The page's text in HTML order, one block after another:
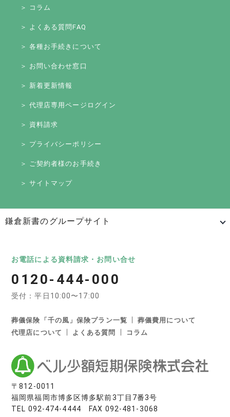
＞ コラム
＞ よくある質問FAQ
＞ 各種お手続きについて
＞ お問い合わせ窓口
＞ 新着更新情報
＞ 代理店専用ページログイン
＞ 資料請求
＞ プライバシーポリシー
＞ ご契約者様のお手続き
＞ サイトマップ
鎌倉新書のグループサイト
いいお墓 Life.（ライフドット） いいお墓-永代供養墓版
いいお墓-ペット霊園版 樹木葬なび
寺院墓地.com 優良墓石・石材店ガイド
お墓の引越し＆墓じまいくん
いい葬儀 いいお坊さん
日本最大級の仏壇仏具総合サイト「いい仏壇」
いい仏壇
お電話による資料請求・お問い合せ
0120-444-000
受付：平日10:00〜17:00
葬儀保険「千の風」保険プラン一覧
葬儀費用について
代理店について
よくある質問 コラム
〒812-0011
福岡県福岡市博多区博多駅前3丁目7番3号
TEL 092-474-4444 FAX 092-481-3068